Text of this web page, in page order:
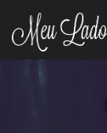
LOGIN